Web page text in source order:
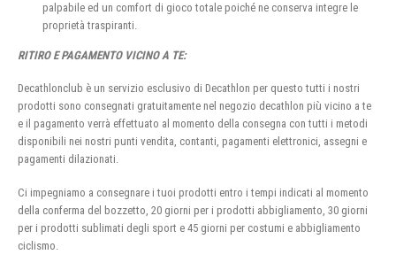
palpabile ed un comfort di gioco totale poiché ne conserva integre le
proprietà traspiranti.
RITIRO E PAGAMENTO VICINO A TE:
Decathlonclub è un servizio esclusivo di Decathlon per questo tutti i nostri
prodotti sono consegnati gratuitamente nel negozio decathlon più vicino a te
e il pagamento verrà effettuato al momento della consegna con tutti i metodi
disponibili nei nostri punti vendita, contanti, pagamenti elettronici, assegni e
pagamenti dilazionati.
Ci impegniamo a consegnare i tuoi prodotti entro i tempi indicati al momento
della conferma del bozzetto, 20 giorni per i prodotti abbigliamento, 30 giorni
per i prodotti sublimati degli sport e 45 giorni per costumi e abbigliamento
ciclismo.